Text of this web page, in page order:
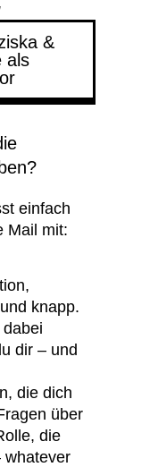
&
als
einfach
Mail mit:
knapp.
dir – und
die dich
über
die
whatever